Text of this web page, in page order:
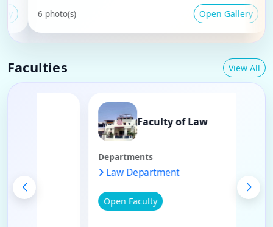
6 photo(s)
Open Gallery
3
Faculties View All
Faculty of Law
Departments
Law Department
Open Faculty